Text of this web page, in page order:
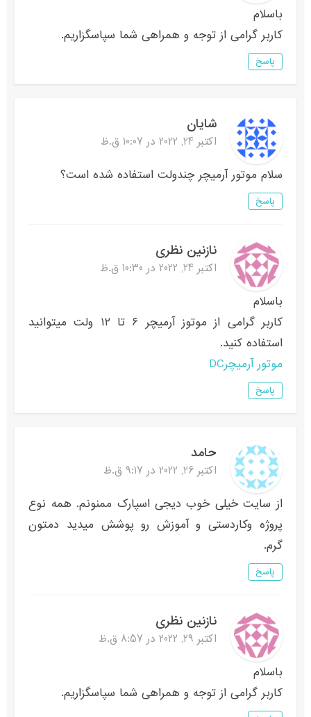
باسلام
کاربر گرامی از توجه و همراهی شما سپاسگزاریم.
پاسخ
شایان
اکتبر 24, 2022 در 10:07 ق.ظ
سلام موتور آرمیچر چند‌ولت استفاده شده است؟
پاسخ
نازنین نظری
اکتبر 24, 2022 در 10:30 ق.ظ
باسلام
کاربر گرامی از موتوز آرمیچر ۶ تا ۱۲ ولت میتوانید
استفاده کنید.
موتور آرمیچرDC
پاسخ
حامد
اکتبر 26, 2022 در 9:17 ق.ظ
از سایت خیلی خوب دیجی اسپارک ممنونم. همه نوع
پروژه و‌کاردستی و آموزش رو‌ پوشش میدید دمتون
گرم.
پاسخ
نازنین نظری
اکتبر 29, 2022 در 8:57 ق.ظ
باسلام
کاربر گرامی از توجه و همراهی شما سپاسگزاریم.